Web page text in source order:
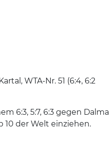
WTA-Nr. 51 (6:4, 6:2
6:3, 5:7, 6:3 gegen Dalma
10 der Welt einziehen.